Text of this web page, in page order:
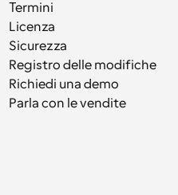
Termini
Licenza
Sicurezza
Registro delle modifiche
Richiedi una demo
Parla con le vendite